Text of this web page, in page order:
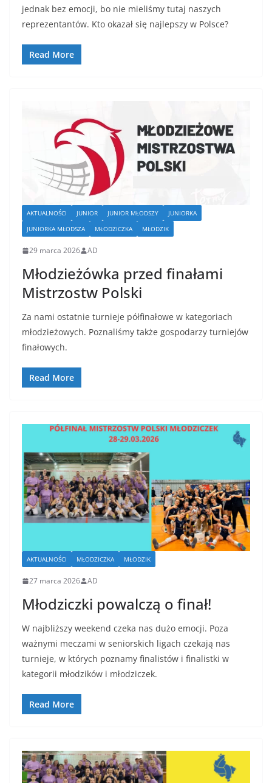
jednak bez emocji, bo nie mieliśmy tutaj naszych
reprezentantów. Kto okazał się najlepszy w Polsce?
Read More
AKTUALNOŚCI JUNIOR JUNIOR MŁODSZY
JUNIORKA
JUNIORKA MŁODSZA
MŁODZICZKA MŁODZIK
29 marca 2026 AD
Młodzieżówka przed finałami
Mistrzostw Polski
Za nami ostatnie turnieje półfinałowe w kategoriach
młodzieżowych. Poznaliśmy także gospodarzy turniejów
finałowych.
Read More
AKTUALNOŚCI MŁODZICZKA MŁODZIK
27 marca 2026 AD
Młodziczki powalczą o finał!
W najbliższy weekend czeka nas dużo emocji. Poza
ważnymi meczami w seniorskich ligach czekają nas
turnieje, w których poznamy finalistów i finalistki w
kategorii młodzików i młodziczek.
Read More